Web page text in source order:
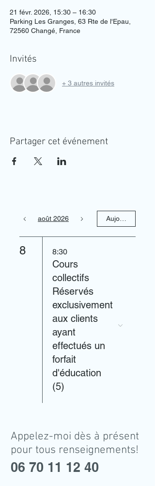
21 févr. 2026, 15:30 – 16:30
Parking Les Granges, 63 Rte de l'Epau,
72560 Changé, France
Invités
+ 3 autres invités
Partager cet événement
août 2026 Aujourd'hui
8 8:30
Cours
collectifs
Réservés
exclusivement
aux clients
ayant
effectués un
forfait
d'éducation
(5)
Appelez-moi dès à présent
pour tous renseignements!
06 70 11 12 40